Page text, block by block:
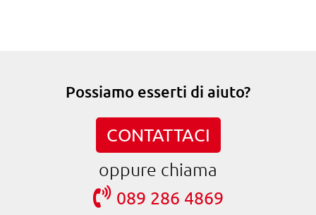
Possiamo esserti di aiuto?
CONTATTACI
oppure chiama
089 286 4869